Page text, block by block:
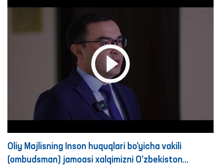
Oliy Majlisning Inson huquqlari bo‘yicha vakili
(ombudsman) jamoasi xalqimizni O‘zbekiston